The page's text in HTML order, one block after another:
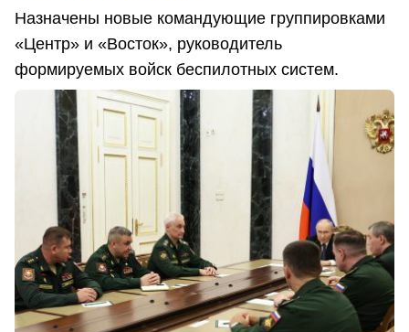
Назначены новые командующие группировками
«Центр» и «Восток», руководитель
формируемых войск беспилотных систем.